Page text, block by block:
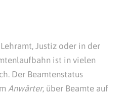
Justiz oder in der
ist in vielen
Der Beamtenstatus
Anwärter, über Beamte auf